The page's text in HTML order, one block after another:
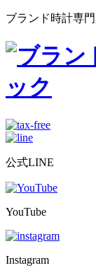
ブランド時計専
公式LINE
YouTube
Instagram